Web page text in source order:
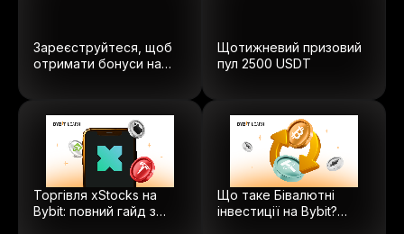
Зареєструйтеся, щоб
отримати бонуси на
Щотижневий призовий
пул 2500 USDT
Торгівля xStocks на
Bybit: повний гайд з
Що таке Бівалютні
інвестиції на Bybit?